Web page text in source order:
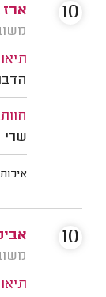
ארז
משוב: 06/
שרי
איכות
10
משוב: 03/
10